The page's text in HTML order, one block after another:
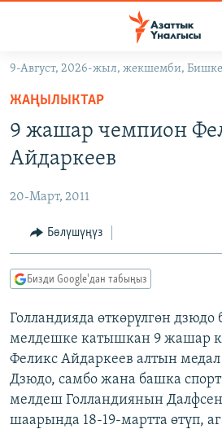
Навигацияга
өтүңүз
салыңызКЫРГЫЗСТАН
ЭКОНОМИКА
МАДАНИЯТ
БОРБОР АЗИЯ
УКРАИНА
АТАЙЫН ИЛИКТӨӨ
ТВ ПРОГРАММАЛАР
ЭКСПЕРТТЕР ТАЛДАЙТ
БИЗ ЖАНА ДҮЙНӨ
ДАНИСТЕ
ЭЖЕ-СИҢДИЛЕР
АЗАТТЫК+
ӨЗГӨЧӨ ПИКИР
Русский
ОНЛАЙН ШЕРИНЕ
9-Август, 2026-жыл, жекшемби,
ЖАҢЫЛЫКТАР
9 жашар чемпион
Айдаркеев
20-Март, 2011
Бөлүшүңүз
Бизди Google'дан табыңыз
Голландияда өткөрүлгөн
мелдешке катышкан 9 жашар
Феликс Айдаркеев алтын
Дзюдо, самбо жана башка
мелдеш Голландиянын
шаарында 18-19-мартта өтүп,